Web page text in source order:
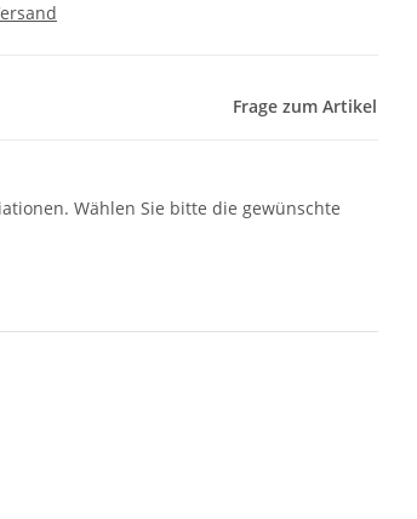
Frage zum Artikel
Wählen Sie bitte die gewünschte